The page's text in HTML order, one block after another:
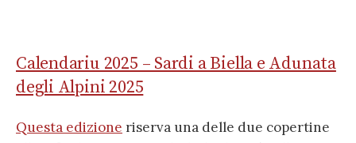
Calendariu 2025 – Sardi a Biella e Adunata
degli Alpini 2025
Questa edizione riserva una delle due copertine